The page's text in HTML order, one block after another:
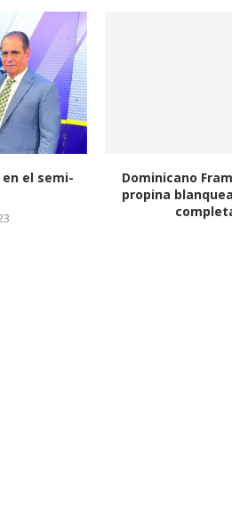
Jarabacoa es el líder solitario
enliga de fútbol